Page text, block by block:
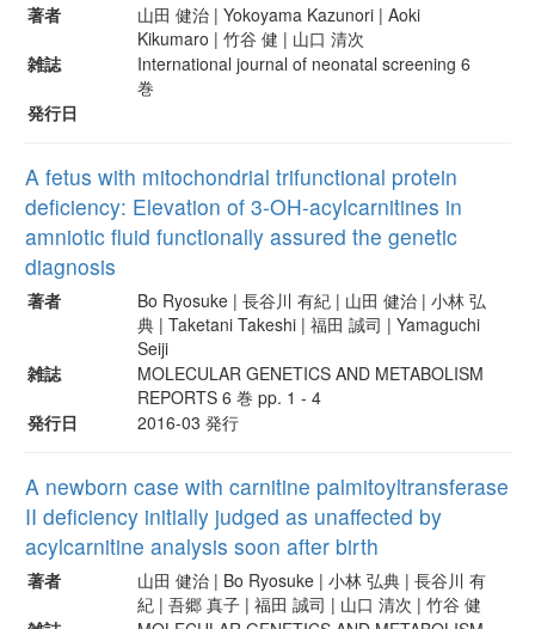
著者
山田 健治 | Yokoyama Kazunori | Aoki
Kikumaro | 竹谷 健 | 山口 清次
雑誌
International journal of neonatal screening 6
巻
発行日
A fetus with mitochondrial trifunctional protein
deficiency: Elevation of 3-OH-acylcarnitines in
amniotic fluid functionally assured the genetic
diagnosis
著者
Bo Ryosuke | 長谷川 有紀 | 山田 健治 | 小林 弘
典 | Taketani Takeshi | 福田 誠司 | Yamaguchi
Seiji
雑誌
MOLECULAR GENETICS AND METABOLISM
REPORTS 6 巻 pp. 1 - 4
発行日
2016-03 発行
A newborn case with carnitine palmitoyltransferase
II deficiency initially judged as unaffected by
acylcarnitine analysis soon after birth
著者
山田 健治 | Bo Ryosuke | 小林 弘典 | 長谷川 有
紀 | 吾郷 真子 | 福田 誠司 | 山口 清次 | 竹谷 健